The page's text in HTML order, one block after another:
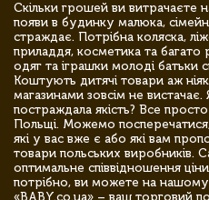
Скільки грошей ви витрачаєте
появи в будинку малюка,
страждає. Потрібна коляска,
приладдя, косметика та багато
одяг та іграшки молоді батьки
Коштують дитячі товари аж
магазинами зовсім не
постраждала якість? Все
Польщі. Можемо
які у вас вже є або які вам
товари польських виробників.
оптимальне співвідношення
потрібно, ви можете на нашому
«BABY.co.ua» – ваш торговий